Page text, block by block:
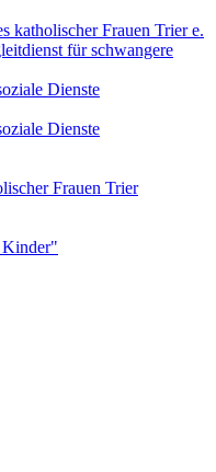
katholischer Frauen Trier e.
für schwangere
Dienste
Dienste
Frauen Trier
Kinder"